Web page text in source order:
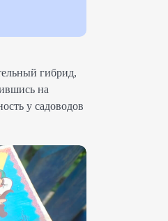
гибрид,
на
у садоводов